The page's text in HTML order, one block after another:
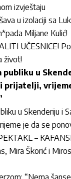
izvještaju
u izolaciji sa
Miljane Kulić!
UČESNICE!
život!
publiku u
prijatelji,
u Skenderiju i
je da se
–
Mira Škorić i